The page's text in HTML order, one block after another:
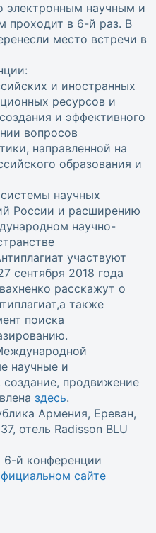
электронным научным и
проходит в 6-й раз. В
место встречи в
и иностранных
ресурсов и
и эффективного
вопросов
направленной на
образования и
научных
России и расширению
научно-
участвуют
сентября 2018 года
расскажут о
также
поиска
научные и
продвижение
здесь.
Армения, Ереван,
отель Radisson BLU
й конференции
сайте